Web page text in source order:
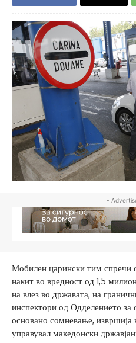
-
Мобилен царински тим спречи
накит во вредност од 1,5
на влез во државата, на
инспектори од Одделението за
основано сомневање, извршија
управувал македонски